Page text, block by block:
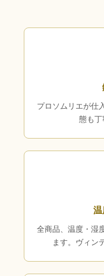
プロソムリエが仕
態も丁
温
全商品、温度・湿
ます。ヴィン